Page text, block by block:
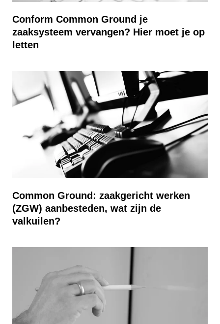
Conform Common Ground je
zaaksysteem vervangen? Hier moet je op
letten
Common Ground: zaakgericht werken
(ZGW) aanbesteden, wat zijn de
valkuilen?